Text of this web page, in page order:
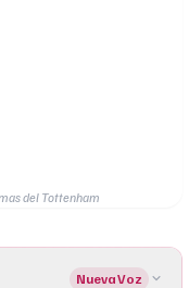
del Tottenham
Nueva Voz